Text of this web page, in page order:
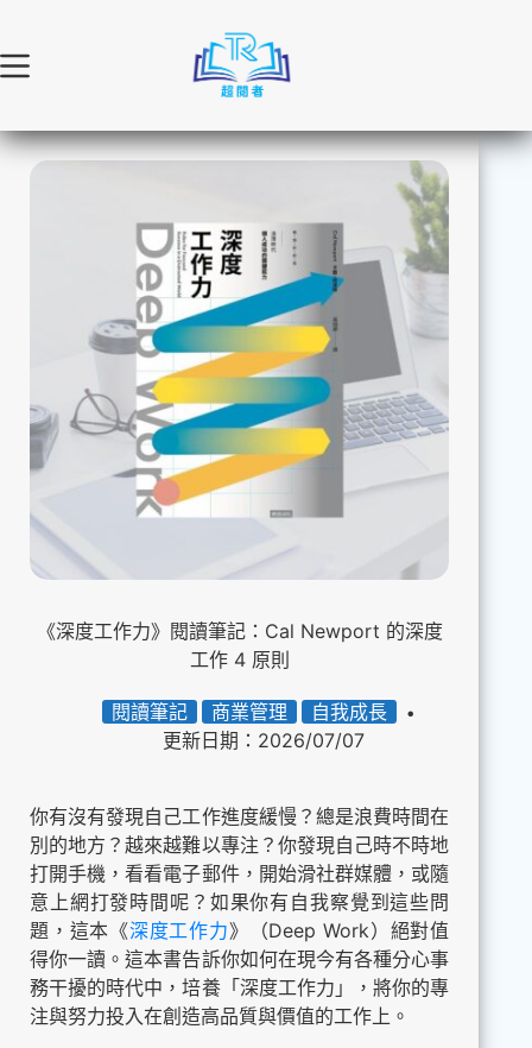
主
內
容
《深度工作力》閱讀筆記：Cal Newport 的深度
工作 4 原則
閱讀筆記 商業管理
自我成長
更新日期：2026/07/07
你有沒有發現自己工作進度緩慢？總是浪費時間在
別的地方？越來越難以專注？你發現自己時不時地
打開手機，看看電子郵件，開始滑社群媒體，或隨
意上網打發時間呢？如果你有自我察覺到這些問
題，這本《深度工作力》（Deep Work）絕對值
得你一讀。這本書告訴你如何在現今有各種分心事
務干擾的時代中，培養「深度工作力」，將你的專
注與努力投入在創造高品質與價值的工作上。